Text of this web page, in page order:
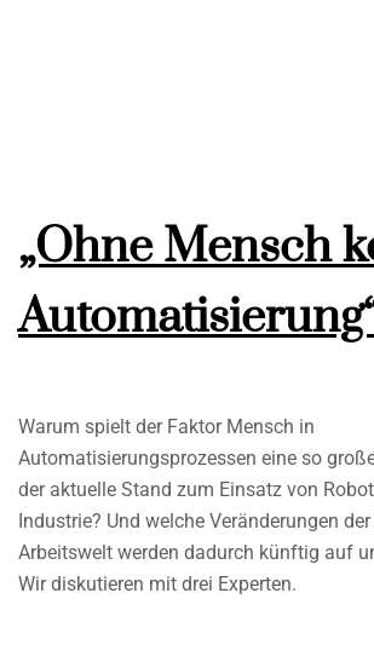
„Ohne Mensch
Warum spielt der Faktor Mensch in
Automatisierungsprozessen eine so
der aktuelle Stand zum Einsatz von
Industrie? Und welche Veränderungen
Arbeitswelt werden dadurch künftig auf
Wir diskutieren mit drei Experten.